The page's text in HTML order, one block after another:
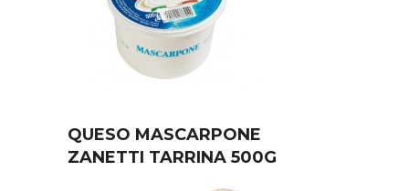
QUESO MASCARPONE
ZANETTI TARRINA 500G